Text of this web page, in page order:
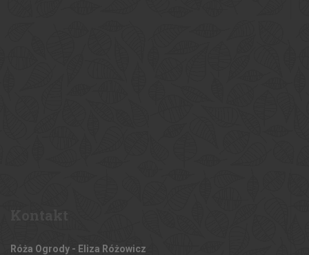
Róża Ogrody - Eliza Różowicz